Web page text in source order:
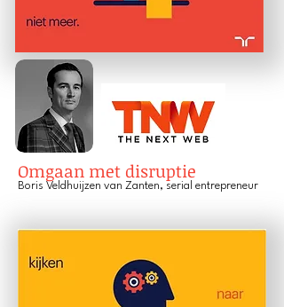
Omgaan met disruptie
Boris Veldhuijzen van Zanten, serial entrepreneur